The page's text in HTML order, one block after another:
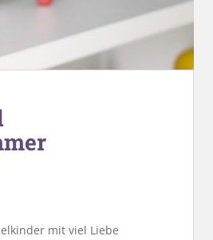
mit viel Liebe